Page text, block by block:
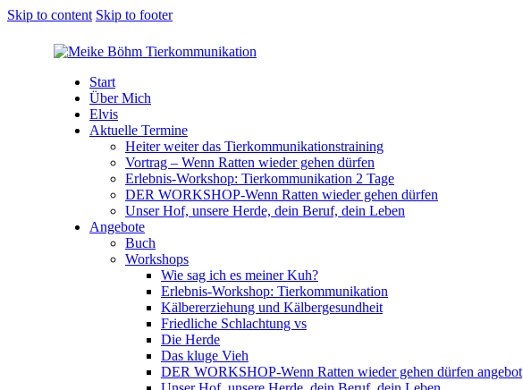
Skip to content Skip to footer
Start
Über Mich
Elvis
Aktuelle Termine
Heiter weiter das Tierkommunikationstraining
Vortrag – Wenn Ratten wieder gehen dürfen
Erlebnis-Workshop: Tierkommunikation 2 Tage
DER WORKSHOP-Wenn Ratten wieder gehen dürfen
Unser Hof, unsere Herde, dein Beruf, dein Leben
Angebote
Buch
Workshops
Wie sag ich es meiner Kuh?
Erlebnis-Workshop: Tierkommunikation
Kälbererziehung und Kälbergesundheit
Friedliche Schlachtung vs
Die Herde
Das kluge Vieh
DER WORKSHOP-Wenn Ratten wieder gehen dürfen angebot